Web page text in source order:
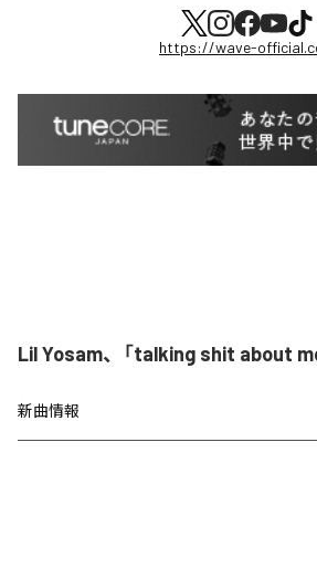
https://wave-
Lil Yosam、「talking shit about
新曲情報